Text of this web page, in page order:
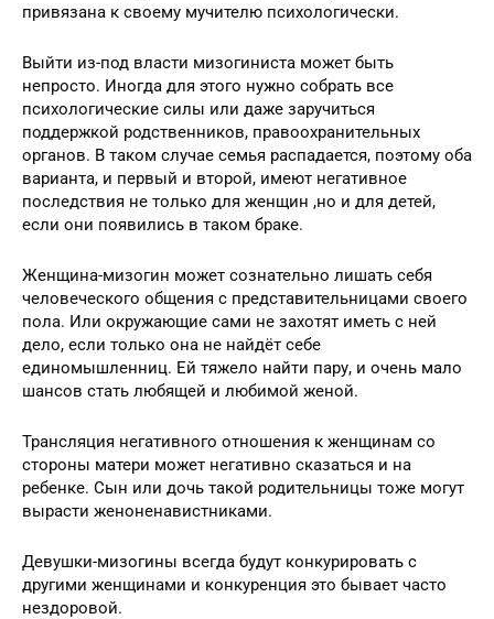
привязана к своему мучителю психологически.
Выйти из-под власти мизогиниста может быть
непросто. Иногда для этого нужно собрать все
психологические силы или даже заручиться
поддержкой родственников, правоохранительных
органов. В таком случае семья распадается, поэтому оба
варианта, и первый и второй, имеют негативное
последствия не только для женщин ,но и для детей,
если они появились в таком браке.
Женщина-мизогин может сознательно лишать себя
человеческого общения с представительницами своего
пола. Или окружающие сами не захотят иметь с ней
дело, если только она не найдёт себе
единомышленниц. Ей тяжело найти пару, и очень мало
шансов стать любящей и любимой женой.
Трансляция негативного отношения к женщинам со
стороны матери может негативно сказаться и на
ребенке. Сын или дочь такой родительницы тоже могут
вырасти женоненавистниками.
Девушки-мизогины всегда будут конкурировать с
другими женщинами и конкуренция это бывает часто
нездоровой.